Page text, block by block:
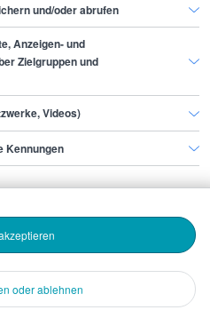
und/oder abrufen
Anzeigen- und
Zielgruppen und
Videos)
Kennungen
oder ablehnen